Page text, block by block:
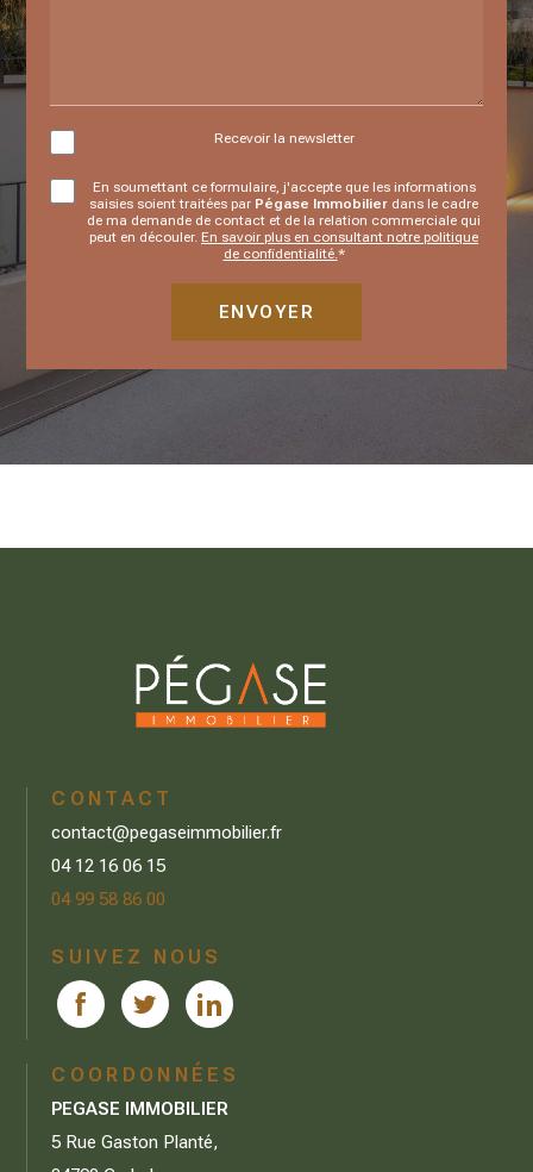
Recevoir la newsletter
En soumettant ce formulaire, j'accepte que les informations
saisies soient traitées par Pégase Immobilier dans le cadre
de ma demande de contact et de la relation commerciale qui
peut en découler. En savoir plus en consultant notre politique
de confidentialité. *
CONTACT
contact@pegaseimmobilier.fr
04 12 16 06 15
04 99 58 86 00
SUIVEZ NOUS
COORDONNÉES
PEGASE IMMOBILIER
5 Rue Gaston Planté,